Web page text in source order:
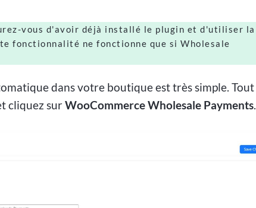
vous d'avoir déjà installé le plugin et d'utiliser la
fonctionnalité ne fonctionne que si Wholesale
dans votre boutique est très simple. Tout
cliquez surWooCommerce Wholesale Payments.